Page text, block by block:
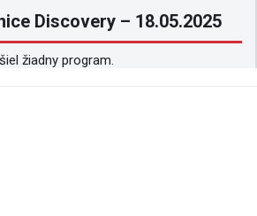
Discovery – 18.05.2025
žiadny program.